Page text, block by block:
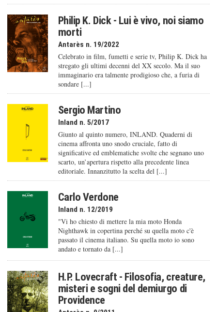
Philip K. Dick - Lui è vivo, noi siamo
morti
Antarès n. 19/2022
Celebrato in film, fumetti e serie tv, Philip K. Dick ha
stregato gli ultimi decenni del XX secolo. Ma il suo
immaginario era talmente prodigioso che, a furia di
sondare [...]
Sergio Martino
Inland n. 5/2017
Giunto al quinto numero, INLAND. Quaderni di
cinema affronta uno snodo cruciale, fatto di
significative ed emblematiche svolte che segnano uno
scarto, un’apertura rispetto alla precedente linea
editoriale. Innanzitutto la scelta del [...]
Carlo Verdone
Inland n. 12/2019
"Vi ho chiesto di mettere la mia moto Honda
Nighthawk in copertina perché su quella moto c'è
passato il cinema italiano. Su quella moto io sono
andato e tornato da [...]
H.P. Lovecraft - Filosofia, creature,
misteri e sogni del demiurgo di
Providence